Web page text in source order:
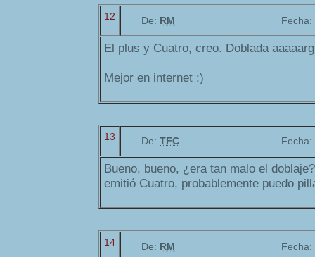
12 De: RM Fecha:
El plus y Cuatro, creo. Doblada
Mejor en internet :)
13 De: TFC Fecha:
Bueno, bueno, ¿era tan malo el
emitió Cuatro, probablemente puedo
14 De: RM Fecha: